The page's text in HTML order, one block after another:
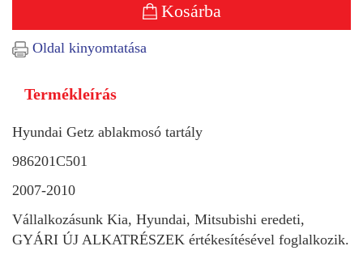
Kosárba
Oldal kinyomtatása
Termékleírás
Hyundai Getz ablakmosó tartály
986201C501
2007-2010
Vállalkozásunk Kia, Hyundai, Mitsubishi eredeti,
GYÁRI ÚJ ALKATRÉSZEK értékesítésével foglalkozik.